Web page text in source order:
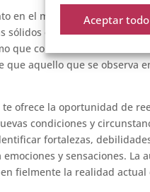
Aceptar todo
en el mundo interior. Pero
sólidos con los demás.
que con el otro. El exceso
que aquello que se observa
ofrece la oportunidad de
condiciones y
fortalezas,
y sensaciones.
fielmente la realidad actual